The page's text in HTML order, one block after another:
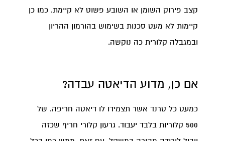
קצב פירוק השומן או השובע פשוט לא קיימת. כמו כן
קיימות לא מעט סכנות בשימוש בהורמון ההריון
ובמגבלה קלורית כה נוקשה.
אם כן, מדוע הדיאטה עבדה?
כמעט כל טרנד אשר תצמידו לו דיאטה חריפה. של
500 קלוריות בלבד יעבוד. גרעון קלורי חריף שכזה